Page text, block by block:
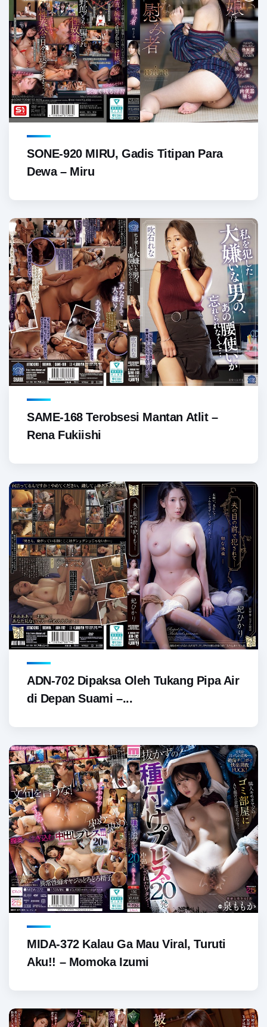
SONE-920 MIRU, Gadis Titipan Para
Dewa – Miru
SAME-168 Terobsesi Mantan Atlit –
Rena Fukiishi
ADN-702 Dipaksa Oleh Tukang Pipa Air
di Depan Suami –...
MIDA-372 Kalau Ga Mau Viral, Turuti
Aku!! – Momoka Izumi